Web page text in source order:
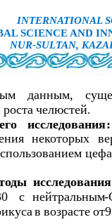
INTERNATIONAL
SCIENCE AND
NUR-SULTAN,
данным,
роста челюстей.
исследования:
некоторых
исследования
с нейтральным-
в возрасте от9